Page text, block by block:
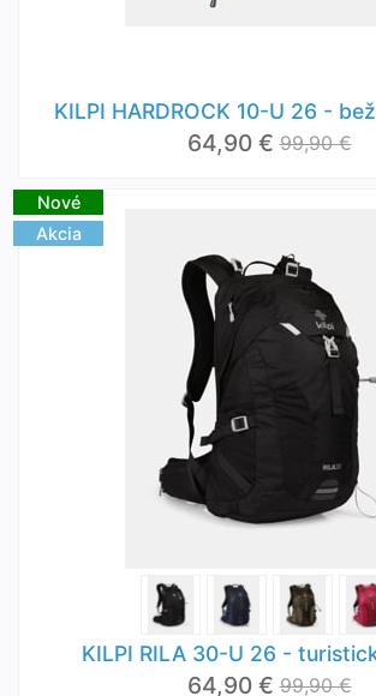
KILPI HARDROCK 10-U 26 -
64,90 € 99,90 €
Nové
Akcia
KILPI RILA 30-U 26 -
64,90 € 99,90 €